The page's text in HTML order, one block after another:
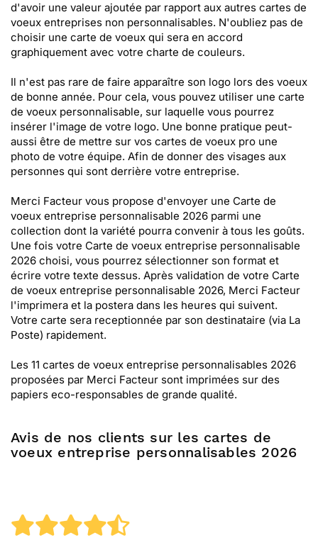
d'avoir une valeur ajoutée par rapport aux autres cartes de
voeux entreprises non personnalisables. N'oubliez pas de
choisir une carte de voeux qui sera en accord
graphiquement avec votre charte de couleurs.
Il n'est pas rare de faire apparaître son logo lors des voeux
de bonne année. Pour cela, vous pouvez utiliser une carte
de voeux personnalisable, sur laquelle vous pourrez
insérer l'image de votre logo. Une bonne pratique peut-
aussi être de mettre sur vos cartes de voeux pro une
photo de votre équipe. Afin de donner des visages aux
personnes qui sont derrière votre entreprise.
Merci Facteur vous propose d'envoyer une Carte de
voeux entreprise personnalisable 2026 parmi une
collection dont la variété pourra convenir à tous les goûts.
Une fois votre Carte de voeux entreprise personnalisable
2026 choisi, vous pourrez sélectionner son format et
écrire votre texte dessus. Après validation de votre Carte
de voeux entreprise personnalisable 2026, Merci Facteur
l'imprimera et la postera dans les heures qui suivent.
Votre carte sera receptionnée par son destinataire (via La
Poste) rapidement.
Les 11 cartes de voeux entreprise personnalisables 2026
proposées par Merci Facteur sont imprimées sur des
papiers eco-responsables de grande qualité.
Avis de nos clients sur les cartes de
voeux entreprise personnalisables 2026